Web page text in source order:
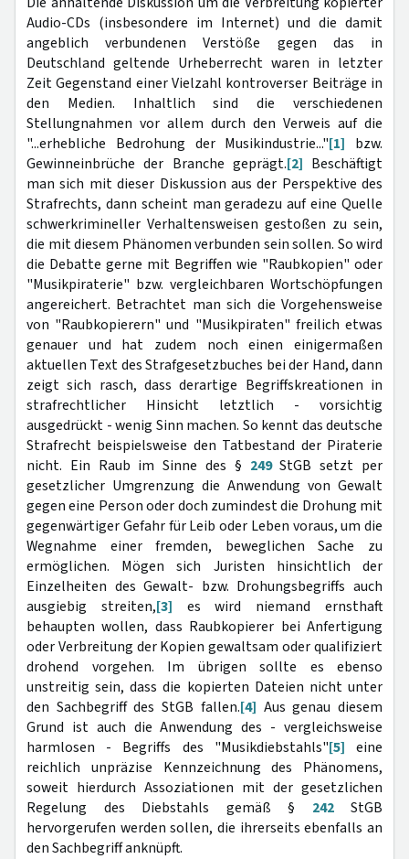
Audio-CDs (insbesondere im Internet) und die damit
angeblich verbundenen Verstöße gegen das in
Deutschland geltende Urheberrecht waren in letzter
Zeit Gegenstand einer Vielzahl kontroverser Beiträge in
den Medien. Inhaltlich sind die verschiedenen
Stellungnahmen vor allem durch den Verweis auf die
"...erhebliche Bedrohung der Musikindustrie..."[1] bzw.
Gewinneinbrüche der Branche geprägt.[2] Beschäftigt
man sich mit dieser Diskussion aus der Perspektive des
Strafrechts, dann scheint man geradezu auf eine Quelle
schwerkrimineller Verhaltensweisen gestoßen zu sein,
die mit diesem Phänomen verbunden sein sollen. So wird
die Debatte gerne mit Begriffen wie "Raubkopien" oder
"Musikpiraterie" bzw. vergleichbaren Wortschöpfungen
angereichert. Betrachtet man sich die Vorgehensweise
von "Raubkopierern" und "Musikpiraten" freilich etwas
genauer und hat zudem noch einen einigermaßen
aktuellen Text des Strafgesetzbuches bei der Hand, dann
zeigt sich rasch, dass derartige Begriffskreationen in
strafrechtlicher Hinsicht letztlich - vorsichtig
ausgedrückt - wenig Sinn machen. So kennt das deutsche
Strafrecht beispielsweise den Tatbestand der Piraterie
nicht. Ein Raub im Sinne des § 249StGB setzt per
gesetzlicher Umgrenzung die Anwendung von Gewalt
gegen eine Person oder doch zumindest die Drohung mit
gegenwärtiger Gefahr für Leib oder Leben voraus, um die
Wegnahme einer fremden, beweglichen Sache zu
ermöglichen. Mögen sich Juristen hinsichtlich der
Einzelheiten des Gewalt- bzw. Drohungsbegriffs auch
ausgiebig streiten,[3] es wird niemand ernsthaft
behaupten wollen, dass Raubkopierer bei Anfertigung
oder Verbreitung der Kopien gewaltsam oder qualifiziert
drohend vorgehen. Im übrigen sollte es ebenso
unstreitig sein, dass die kopierten Dateien nicht unter
den Sachbegriff des StGB fallen.[4] Aus genau diesem
Grund ist auch die Anwendung des - vergleichsweise
harmlosen - Begriffs des "Musikdiebstahls"[5] eine
reichlich unpräzise Kennzeichnung des Phänomens,
soweit hierdurch Assoziationen mit der gesetzlichen
Regelung des Diebstahls gemäß § 242StGB
hervorgerufen werden sollen, die ihrerseits ebenfalls an
den Sachbegriff anknüpft.